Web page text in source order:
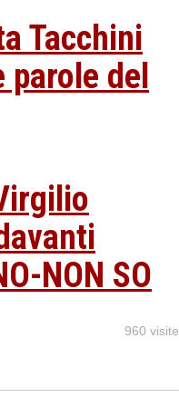
Tacchini
del
NON SO
960 visite